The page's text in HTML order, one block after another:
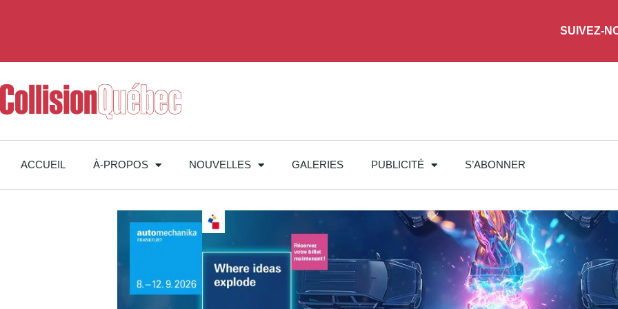
SUIVEZ-
ACCUEIL À-PROPOS NOUVELLES GALERIES PUBLICITÉ S’ABONNER